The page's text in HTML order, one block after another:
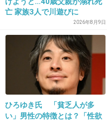
長澤まさみはショー
方がかわいい
2014/11/07(金) 21:29:19
まさみ、離れろ
亡 家族3人で川遊びに
2026年8月9日
ひろゆき氏 「貧乏人が多
い」男性の特徴とは？「性欲